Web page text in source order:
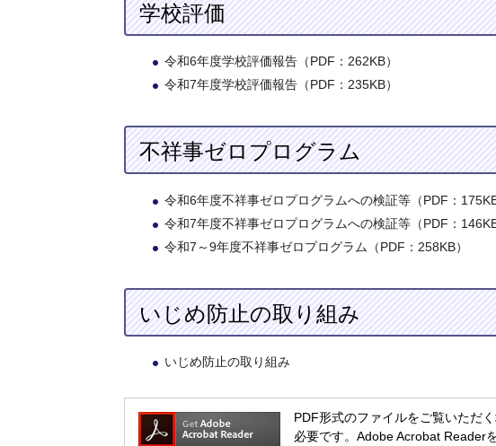
学校評価
令和6年度学校評価報告（PDF：262KB）
令和7年度学校評価報告（PDF：235KB）
不祥事ゼロプログラム
令和6年度不祥事ゼロプログラムへの検証等（PDF：175KB
令和7年度不祥事ゼロプログラムへの検証等（PDF：146KB
令和7～9年度不祥事ゼロプログラム（PDF：258KB）
いじめ防止の取り組み
いじめ防止の取り組み
PDF形式のファイルをご覧いただ
必要です。Adobe Acrobat Reader